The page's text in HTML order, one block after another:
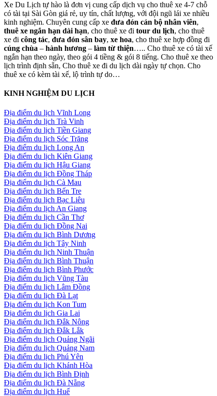
Xe Du Lịch tự hào là đơn vị cung cấp dịch vụ cho thuê xe 4-7 chỗ
có tài tại Sài Gòn giá rẻ, uy tín, chất lượng, với đội ngũ lái xe nhiều
kinh nghiệm. Chuyên cung cấp xe đưa đón cán bộ nhân viên,
thuê xe ngắn hạn dài hạn, cho thuê xe đi tour du lịch, cho thuê
xe đi công tác, đưa đón sân bay, xe hoa, cho thuê xe hợp đồng đi
cúng chùa – hành hương – làm từ thiện….. Cho thuê xe có tài xế
ngắn hạn theo ngày, theo gói 4 tiềng & gói 8 tiếng. Cho thuê xe theo
lịch trình định sẵn, Cho thuê xe đi du lịch dài ngày tự chọn. Cho
thuê xe có kèm tài xế, lộ trình tự do…
KINH NGHIỆM DU LỊCH
Địa điểm du lịch Vĩnh Long
Địa điểm du lịch Trà Vinh
Địa điểm du lịch Tiền Giang
Địa điểm du lịch Sóc Trăng
Địa điểm du lịch Long An
Địa điểm du lịch Kiên Giang
Địa điểm du lịch Hậu Giang
Địa điểm du lịch Đồng Tháp
Địa điểm du lịch Cà Mau
Địa điểm du lịch Bến Tre
Địa điểm du lịch Bạc Liêu
Địa điểm du lịch An Giang
Địa điểm du lịch Cần Thơ
Địa điểm du lịch Đồng Nai
Địa điểm du lịch Bình Dương
Địa điểm du lịch Tây Ninh
Địa điểm du lịch Ninh Thuận
Địa điểm du lịch Bình Thuận
Địa điểm du lịch Bình Phước
Địa điểm du lịch Vũng Tàu
Địa điểm du lịch Lâm Đồng
Địa điểm du lịch Đà Lạt
Địa điểm du lịch Kon Tum
Địa điểm du lịch Gia Lai
Địa điểm du lịch Đắk Nông
Địa điểm du lịch Đắk Lắk
Địa điểm du lịch Quảng Ngãi
Địa điểm du lịch Quảng Nam
Địa điểm du lịch Phú Yên
Địa điểm du lịch Khánh Hòa
Địa điểm du lịch Bình Định
Địa điểm du lịch Đà Nẵng
Địa điểm du lịch Huế